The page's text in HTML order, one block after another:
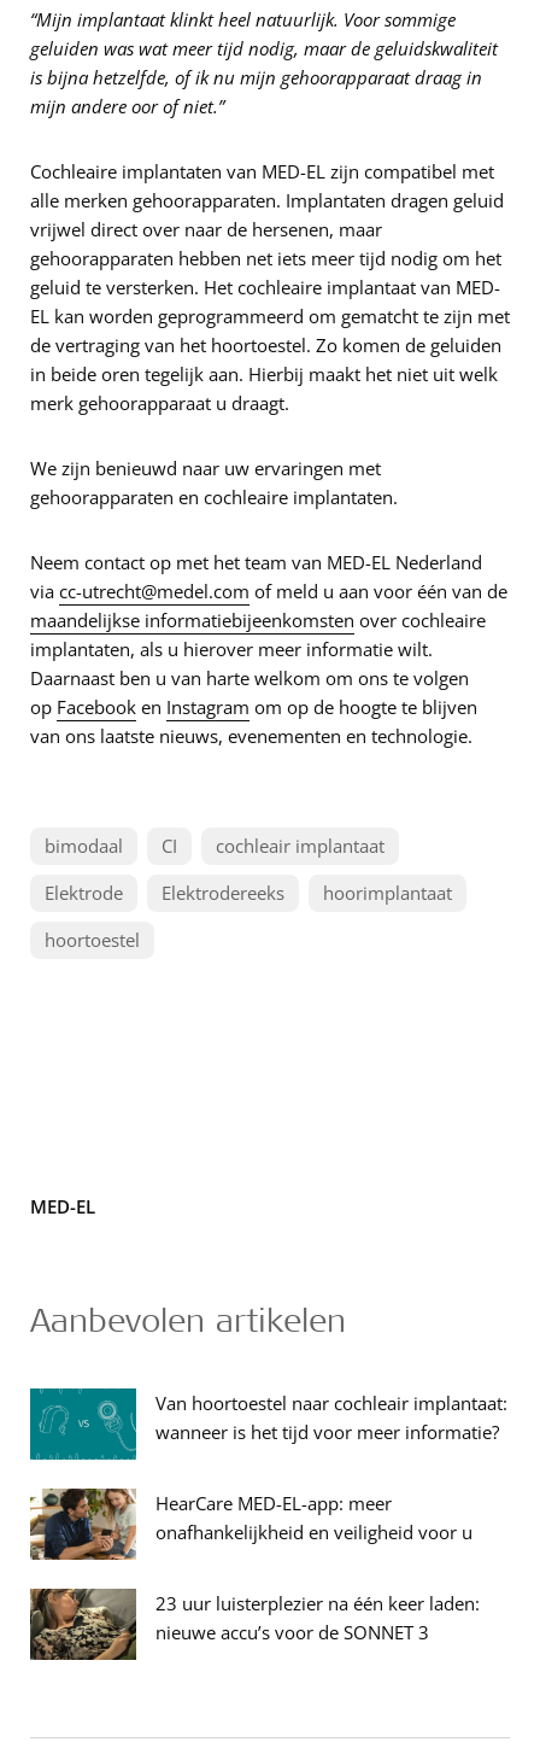
“Mijn implantaat klinkt heel natuurlijk. Voor sommige
geluiden was wat meer tijd nodig, maar de geluidskwaliteit
is bijna hetzelfde, of ik nu mijn gehoorapparaat draag in
mijn andere oor of niet.”
Cochleaire implantaten van MED-EL zijn compatibel met
alle merken gehoorapparaten. Implantaten dragen geluid
vrijwel direct over naar de hersenen, maar
gehoorapparaten hebben net iets meer tijd nodig om het
geluid te versterken. Het cochleaire implantaat van MED-
EL kan worden geprogrammeerd om gematcht te zijn met
de vertraging van het hoortoestel. Zo komen de geluiden
in beide oren tegelijk aan. Hierbij maakt het niet uit welk
merk gehoorapparaat u draagt.
We zijn benieuwd naar uw ervaringen met
gehoorapparaten en cochleaire implantaten.
Neem contact op met het team van MED-EL Nederland
via cc-utrecht@medel.com of meld u aan voor één van de
maandelijkse informatiebijeenkomsten over cochleaire
implantaten, als u hierover meer informatie wilt.
Daarnaast ben u van harte welkom om ons te volgen
op Facebook en Instagram om op de hoogte te blijven
van ons laatste nieuws, evenementen en technologie.
bimodaal CI
cochleair implantaat
Elektrode
Elektrodereeks
hoorimplantaat
hoortoestel
MED-EL
Aanbevolen artikelen
Van hoortoestel naar cochleair implantaat:
wanneer is het tijd voor meer informatie?
HearCare MED-EL-app: meer
onafhankelijkheid en veiligheid voor u
23 uur luisterplezier na één keer laden:
nieuwe accu’s voor de SONNET 3